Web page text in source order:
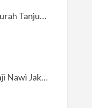
Kos wanita murah Tanjung Duren Jakarta Barat
Kost MRT Haji Nawi Jakarta Selatan